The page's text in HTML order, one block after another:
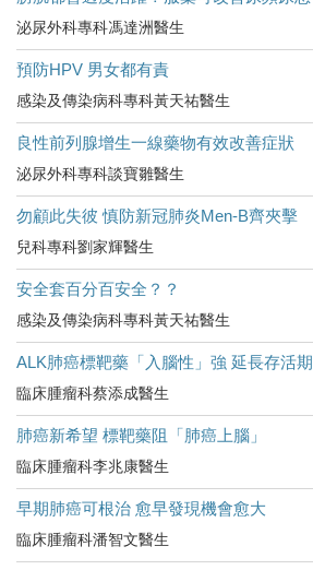
泌尿外科專科馮達洲醫生
預防HPV 男女都有責
感染及傳染病科專科黃天祐醫生
良性前列腺增生一線藥物有效改善症狀
泌尿外科專科談寶雛醫生
勿顧此失彼 慎防新冠肺炎Men-B齊夾擊
兒科專科劉家輝醫生
安全套百分百安全？？
感染及傳染病科專科黃天祐醫生
ALK肺癌標靶藥「入腦性」強 延長存活期
臨床腫瘤科蔡添成醫生
肺癌新希望 標靶藥阻「肺癌上腦」
臨床腫瘤科李兆康醫生
早期肺癌可根治 愈早發現機會愈大
臨床腫瘤科潘智文醫生